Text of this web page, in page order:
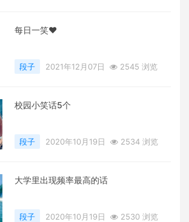
每日一笑❤️
段子 2021年12月07日 2545 浏览
校园小笑话5个
段子 2020年10月19日 2534 浏览
大学里出现频率最高的话
段子 2020年10月19日 2530 浏览